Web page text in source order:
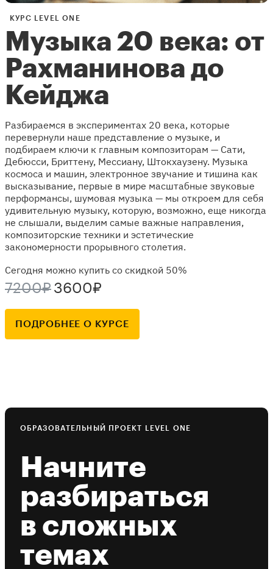
КУРС LEVEL ONE
Музыка 20 века: от
Рахманинова до
Кейджа
Разбираемся в экспериментах 20 века, которые
перевернули наше представление о музыке, и
подбираем ключи к главным композиторам — Сати,
Дебюсси, Бриттену, Мессиану, Штокхаузену. Музыка
космоса и машин, электронное звучание и тишина как
высказывание, первые в мире масштабные звуковые
перформансы, шумовая музыка — мы откроем для себя
удивительную музыку, которую, возможно, еще никогда
не слышали, выделим самые важные направления,
композиторские техники и эстетические
закономерности прорывного столетия.
Сегодня можно купить со скидкой 50%
7200₽ 3600₽
ПОДРОБНЕЕ О КУРСЕ
ОБРАЗОВАТЕЛЬНЫЙ ПРОЕКТ LEVEL ONE
Начните
разбираться
в сложных
темах